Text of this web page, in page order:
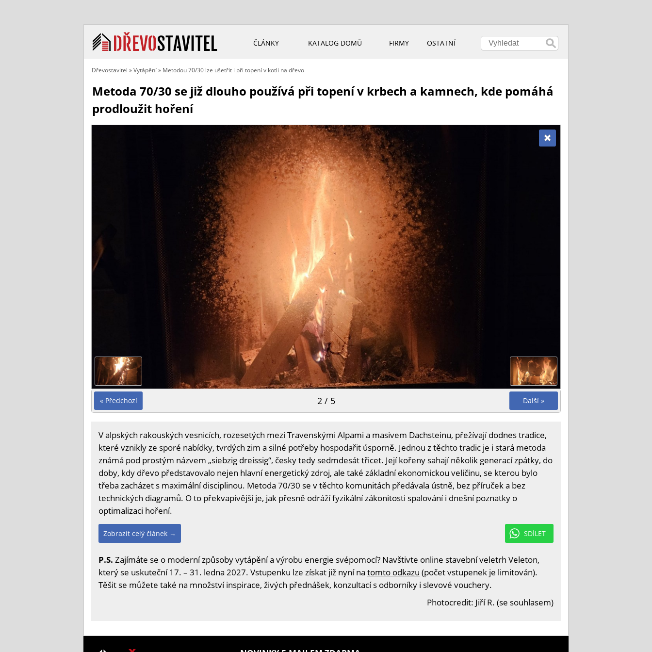
ČLÁNKY KATALOG DOMŮ FIRMY OSTATNÍ
Dřevostavitel »Vytápění» Metodou 70/30 lze ušetřit i při topení v kotli na dřevo
Metoda 70/30 se již dlouho používá při topení v krbech a kamnech, kde pomáhá
prodloužit hoření
« Předchozí Další »
2 / 5
V alpských rakouských vesnicích, rozesetých mezi Travenskými Alpami a masivem Dachsteinu, přežívají dodnes tradice,
které vznikly ze sporé nabídky, tvrdých zim a silné potřeby hospodařit úsporně. Jednou z těchto tradic je i stará metoda
známá pod prostým názvem „siebzig dreissig“, česky tedy sedmdesát třicet. Její kořeny sahají několik generací zpátky, do
doby, kdy dřevo představovalo nejen hlavní energetický zdroj, ale také základní ekonomickou veličinu, se kterou bylo
třeba zacházet s maximální disciplinou. Metoda 70/30 se v těchto komunitách předávala ústně, bez příruček a bez
technických diagramů. O to překvapivější je, jak přesně odráží fyzikální zákonitosti spalování i dnešní poznatky o
optimalizaci hoření.
SDÍLET
Zobrazit celý článek →
P.S. Zajímáte se o moderní způsoby vytápění a výrobu energie svépomocí? Navštivte online stavební veletrh Veleton,
který se uskuteční 17. – 31. ledna 2027. Vstupenku lze získat již nyní na tomto odkazu (počet vstupenek je limitován).
Těšit se můžete také na množství inspirace, živých přednášek, konzultací s odborníky i slevové vouchery.
Photocredit: Jiří R. (se souhlasem)